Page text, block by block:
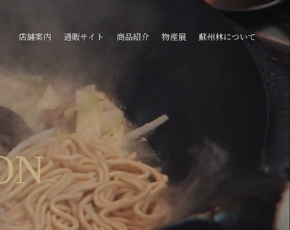
店舗案内 通販サイト 商品紹介 物産展 蘇州林について